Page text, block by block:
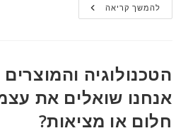
להמשך קריאהמוזיקה
שאפשר
הטכנולוגיה
אנחנו שואלים את
חלום או מציאות?